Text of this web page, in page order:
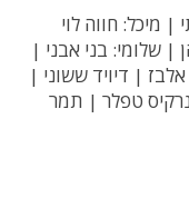
מיכל: חווה לוי
| שלומי: בני אבני |
| דיויד ששוני |
טפלר | תמר